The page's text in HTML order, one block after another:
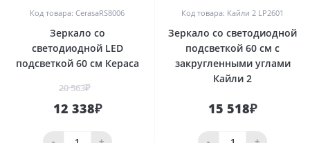
Код товара: CerasaRS8006
Зеркало со
светодиодной LED
подсветкой 60 см Кераса
20 563₽
12 338₽
Код товара: Кайли 2 LP2601
Зеркало со светодиодной
подсветкой 60 см с
закругленными углами
Кайли 2
15 518₽